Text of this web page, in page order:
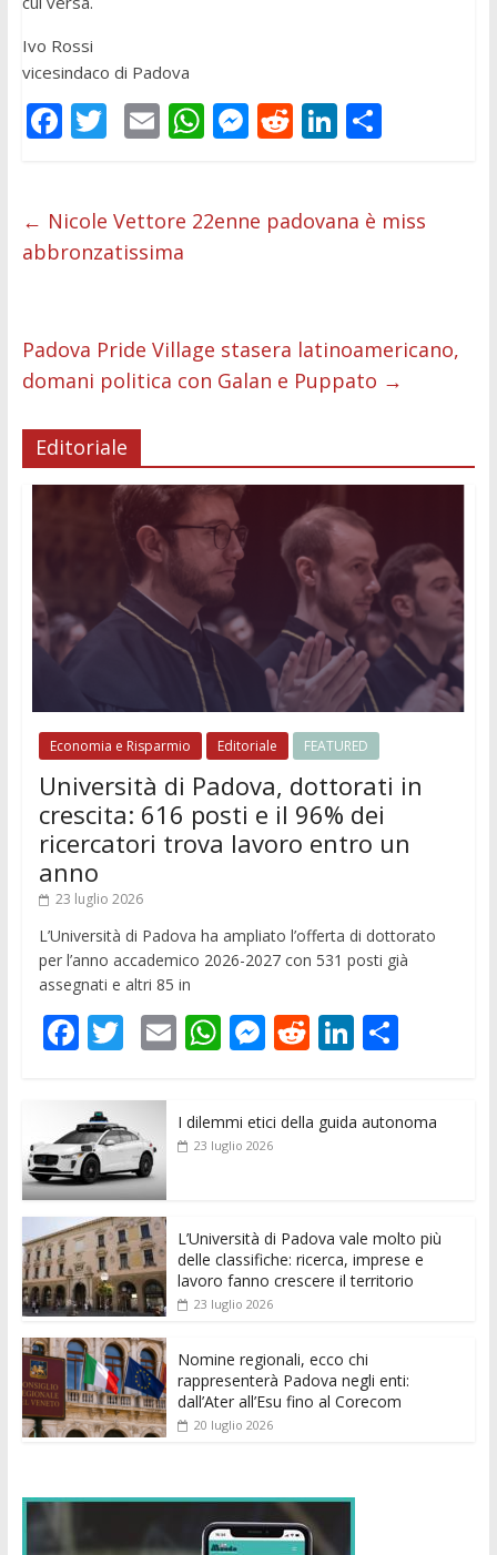
Ivo Rossi
vicesindaco di Padova
F
b
o
k
T
er
E
l
W
s
p
M
e
er
R
di
Li
e
C
di
← Nicole Vettore 22enne padovana è miss
abbronzatissima
Padova Pride Village stasera latinoamericano,
domani politica con Galan e Puppato →
Editoriale
Economia e Risparmio Editoriale FEATURED
Università di Padova, dottorati in
crescita: 616 posti e il 96% dei
ricercatori trova lavoro entro un
anno
23 luglio 2026
L’Università di Padova ha ampliato l’offerta di dottorato
per l’anno accademico 2026-2027 con 531 posti già
assegnati e altri 85 in
F
e
b
o
o
k
T
itt
er
E
ai
l
W
s
p
M
ss
e
er
R
di
Li
e
C
di
I dilemmi etici della guida autonoma
23 luglio 2026
L’Università di Padova vale molto più
delle classifiche: ricerca, imprese e
lavoro fanno crescere il territorio
23 luglio 2026
Nomine regionali, ecco chi
rappresenterà Padova negli enti:
dall’Ater all’Esu fino al Corecom
20 luglio 2026